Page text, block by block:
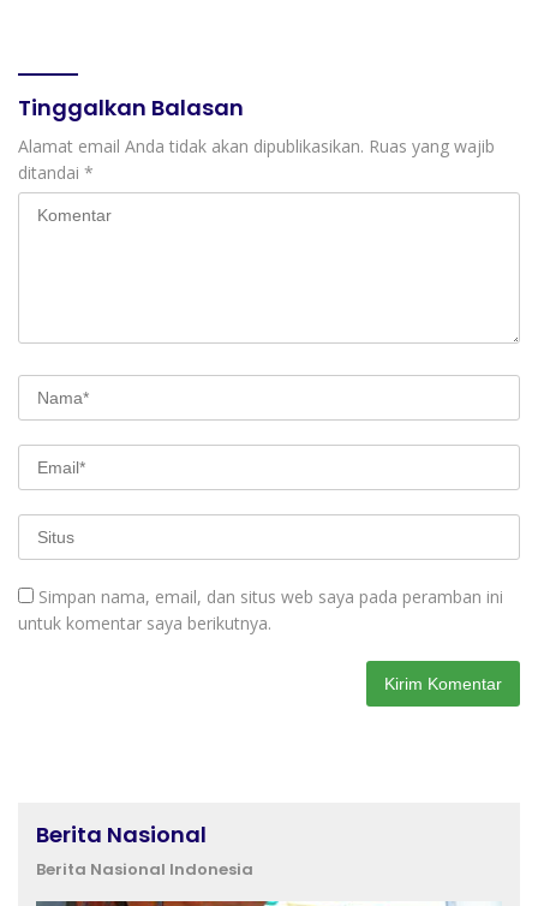
Tinggalkan Balasan
Alamat email Anda tidak akan dipublikasikan. Ruas yang wajib
ditandai *
Simpan nama, email, dan situs web saya pada peramban ini
untuk komentar saya berikutnya.
Berita Nasional
Berita Nasional Indonesia